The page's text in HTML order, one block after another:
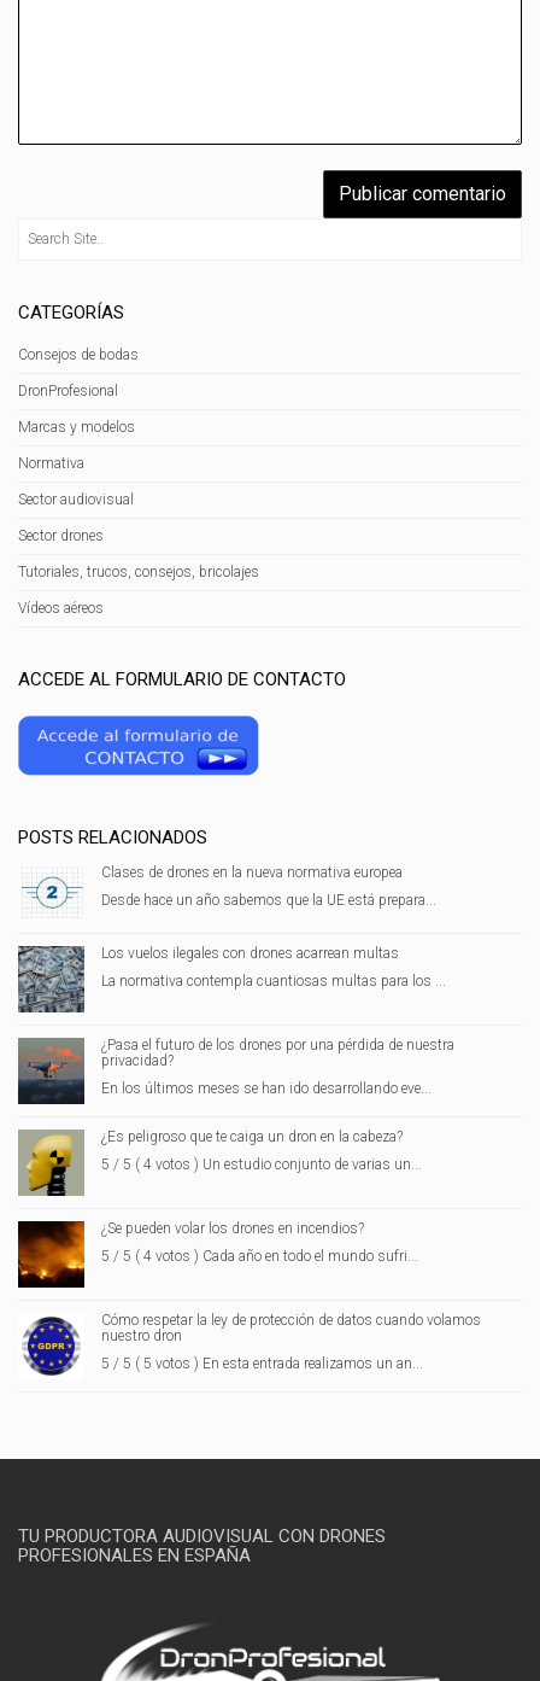
CATEGORÍAS
Consejos de bodas
DronProfesional
Marcas y modelos
Normativa
Sector audiovisual
Sector drones
Tutoriales, trucos, consejos, bricolajes
Vídeos aéreos
ACCEDE AL FORMULARIO DE CONTACTO
POSTS RELACIONADOS
Clases de drones en la nueva normativa europea
Desde hace un año sabemos que la UE está prepara...
Los vuelos ilegales con drones acarrean multas
La normativa contempla cuantiosas multas para los ...
¿Pasa el futuro de los drones por una pérdida de nuestra
privacidad?
En los últimos meses se han ido desarrollando eve...
¿Es peligroso que te caiga un dron en la cabeza?
5 / 5 ( 4 votos ) Un estudio conjunto de varias un...
¿Se pueden volar los drones en incendios?
5 / 5 ( 4 votos ) Cada año en todo el mundo sufri...
Cómo respetar la ley de protección de datos cuando volamos
nuestro dron
5 / 5 ( 5 votos ) En esta entrada realizamos un an...
TU PRODUCTORA AUDIOVISUAL CON DRONES
PROFESIONALES EN ESPAÑA